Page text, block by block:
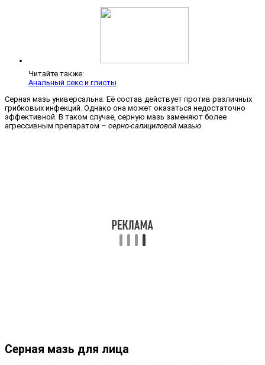
Читайте также:
Анальный секс и глисты
Серная мазь универсальна. Её состав действует против различных
грибковых инфекций. Однако она может оказаться недостаточно
эффективной. В таком случае, серную мазь заменяют более
агрессивным препаратом – серно-салициловой мазью
Серная мазь для лица